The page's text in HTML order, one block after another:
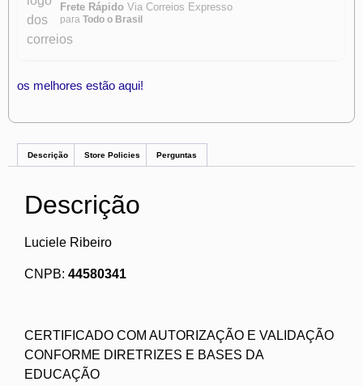
Frete Rápido Via Correios Expresso
para Todo o Brasil
os melhores estão aqui!
Descrição Store Policies Perguntas
Descrição
Luciele Ribeiro
CNPB: 44580341
CERTIFICADO COM AUTORIZAÇÃO E VALIDAÇÃO
CONFORME DIRETRIZES E BASES DA
EDUCAÇÃO